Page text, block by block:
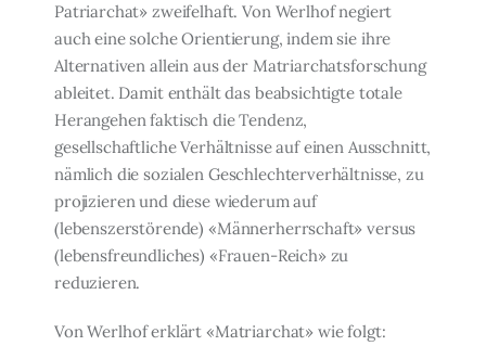
Patriarchat» zweifelhaft. Von Werlhof negiert
auch eine solche Orientie­rung, indem sie ihre
Alternativen allein aus der Matriarchatsforschung
ableitet. Damit enthält das beabsichtigte totale
Herangehen faktisch die Tendenz,
gesellschaftliche Ver­hältnisse auf einen Ausschnitt,
nämlich die sozialen Geschlechterverhältnisse, zu
proji­zieren und diese wiederum auf
(lebenszerstörende) «Männerherrschaft» versus
(lebens­freundliches) «Frauen-Reich» zu
reduzieren.
Von Werlhof erklärt «Matriarchat» wie folgt: